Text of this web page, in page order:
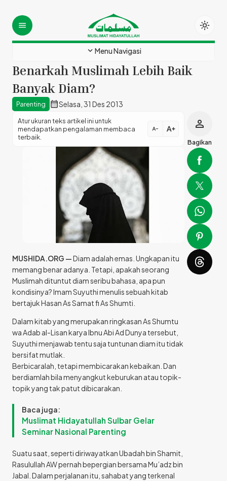
menu light_mode
expand_more Menu Navigasi
Benarkah Muslimah Lebih Baik
Banyak Diam?
Parenting calendar_monthSelasa, 31 Des 2013
Atur ukuran teks artikel ini untuk
mendapatkan pengalaman membaca
terbaik.
text_decrease text_increase
MUSHIDA.ORG —Diam adalah emas. Ungkapan itu
memang benar adanya. Tetapi, apakah seorang
Muslimah dituntut diam seribu bahasa, apa pun
kondisinya? Imam Suyuthi menulis sebuah kitab
bertajuk Hasan As Samat fi As Shumti.
Dalam kitab yang merupakan ringkasan As Shumtu
wa Adab al-Lisan karya Ibnu Abi Ad Dunya tersebut,
Suyuthi menjawab tentu saja tuntunan diam itu tidak
bersifat mutlak.
Berbicaralah, tetapi membicarakan kebaikan. Dan
berdiamlah bila menyangkut keburukan atau topik-
topik yang tak patut dibicarakan.
Baca juga:
Muslimat Hidayatullah Sulbar Gelar
Seminar Nasional Parenting
Suatu saat, seperti diriwayatkan Ubadah bin Shamit,
Rasulullah AW pernah bepergian bersama Mu’adz bin
Jabal. Dalam perjalanan itu, sahabat yang terkenal
person
Bagikan